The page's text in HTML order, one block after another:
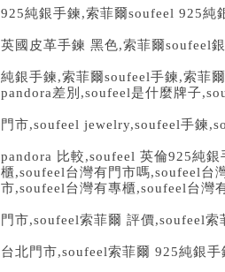
925純銀手鍊,索菲爾soufeel 925純
英國皮革手鍊 黑色,索菲爾soufeel
純銀手鍊,索菲爾soufeel手鍊,索菲爾
pandora差別 ,soufeel是什麼牌子
門市,soufeel jewelry,soufeel手鍊
pandora 比較,soufeel 英倫925純銀
櫃,soufeel台灣有門市嗎,soufeel台
市,soufeel台灣有專櫃,soufeel台灣
門市,soufeel索菲爾 評價,soufeel索
台北門市,soufeel索菲爾 925純銀手